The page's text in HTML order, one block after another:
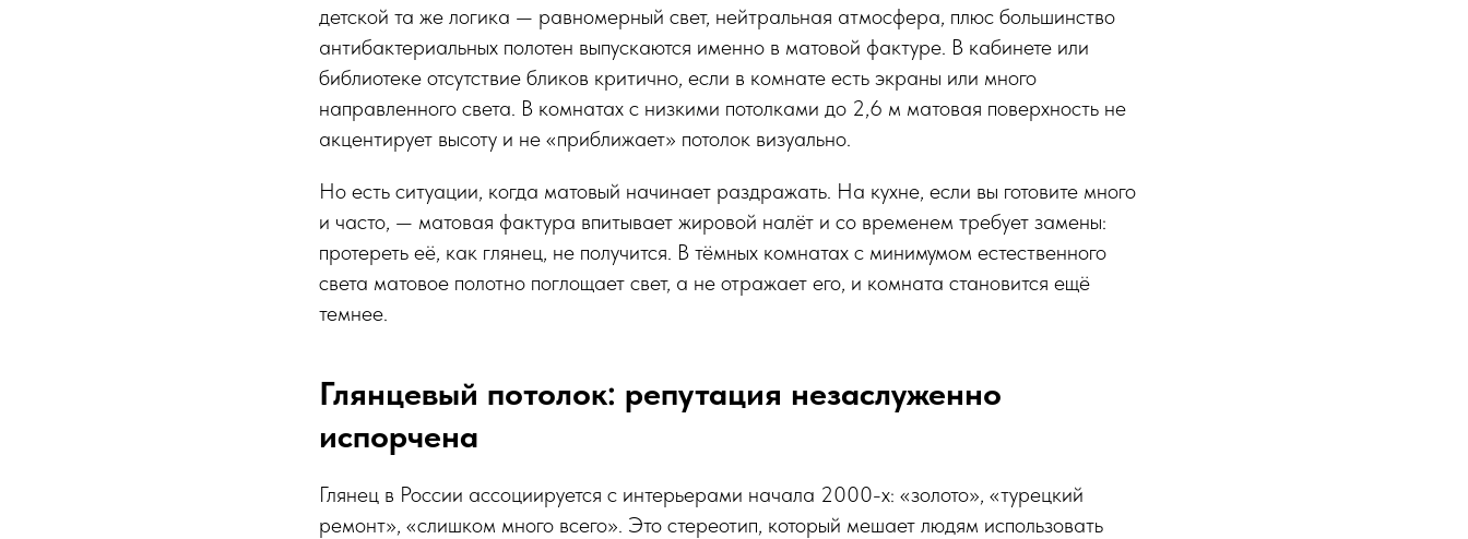
детской та же логика — равномерный свет, нейтральная атмосфера, плюс большинство
антибактериальных полотен выпускаются именно в матовой фактуре. В кабинете или
библиотеке отсутствие бликов критично, если в комнате есть экраны или много
направленного света. В комнатах с низкими потолками до 2,6 м матовая поверхность не
акцентирует высоту и не «приближает» потолок визуально.
Но есть ситуации, когда матовый начинает раздражать. На кухне, если вы готовите много
и часто, — матовая фактура впитывает жировой налёт и со временем требует замены:
протереть её, как глянец, не получится. В тёмных комнатах с минимумом естественного
света матовое полотно поглощает свет, а не отражает его, и комната становится ещё
темнее.
Глянцевый потолок: репутация незаслуженно
испорчена
Глянец в России ассоциируется с интерьерами начала 2000-х: «золото», «турецкий
ремонт», «слишком много всего». Это стереотип, который мешает людям использовать